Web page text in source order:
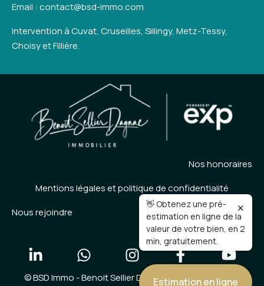
Email : contact@bsd-immo.com
Intervention à Cuvat, Cruseilles, Sillingy, Metz-Tessy,
Choisy et Fillière.
Nos honoraires
Mentions légales et politique de confidentialité
Nous rejoindre
© BSD Immo - Benoit Sellier Dagnac immobilier 2026 -
Estimation en ligne
👋 Obtenez une pré-
estimation en ligne de la
valeur de votre bien, en 2
min, gratuitement.
✕